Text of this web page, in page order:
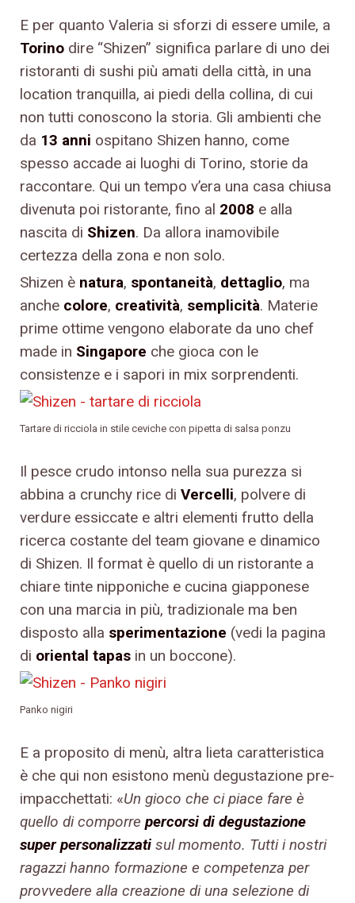
E per quanto Valeria si sforzi di essere umile, a
Torino dire “Shizen” significa parlare di uno dei
ristoranti di sushi più amati della città, in una
location tranquilla, ai piedi della collina, di cui
non tutti conoscono la storia. Gli ambienti che
da 13 anni ospitano Shizen hanno, come
spesso accade ai luoghi di Torino, storie da
raccontare. Qui un tempo v’era una casa chiusa
divenuta poi ristorante, fino al 2008 e alla
nascita di Shizen. Da allora inamovibile
certezza della zona e non solo.
Shizen è natura, spontaneità, dettaglio, ma
anche colore, creatività, semplicità. Materie
prime ottime vengono elaborate da uno chef
made in Singapore che gioca con le
consistenze e i sapori in mix sorprendenti.
Tartare di ricciola in stile ceviche con pipetta di salsa ponzu
Il pesce crudo intonso nella sua purezza si
abbina a crunchy rice di Vercelli, polvere di
verdure essiccate e altri elementi frutto della
ricerca costante del team giovane e dinamico
di Shizen. Il format è quello di un ristorante a
chiare tinte nipponiche e cucina giapponese
con una marcia in più, tradizionale ma ben
disposto alla sperimentazione (vedi la pagina
di oriental tapas in un boccone).
Panko nigiri
E a proposito di menù, altra lieta caratteristica
è che qui non esistono menù degustazione pre-
impacchettati: «Un gioco che ci piace fare è
quello di comporre percorsi di degustazione
super personalizzati sul momento. Tutti i nostri
ragazzi hanno formazione e competenza per
provvedere alla creazione di una selezione di